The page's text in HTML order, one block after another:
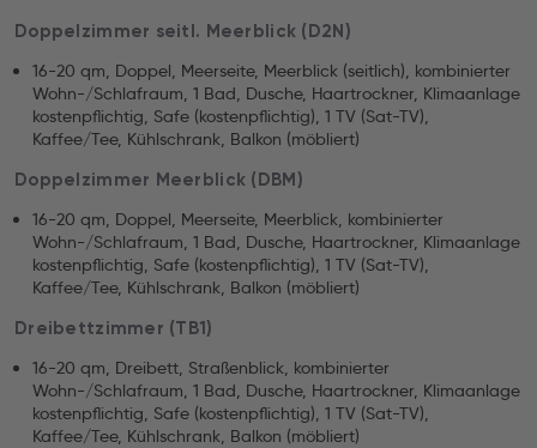
Doppelzimmer seitl. Meerblick (D2N)
16-20 qm, Doppel, Meerseite, Meerblick (seitlich), kombinierter
Wohn-/Schlafraum, 1 Bad, Dusche, Haartrockner, Klimaanlage
kostenpflichtig, Safe (kostenpflichtig), 1 TV (Sat-TV),
Kaffee/Tee, Kühlschrank, Balkon (möbliert)
Doppelzimmer Meerblick (DBM)
16-20 qm, Doppel, Meerseite, Meerblick, kombinierter
Wohn-/Schlafraum, 1 Bad, Dusche, Haartrockner, Klimaanlage
kostenpflichtig, Safe (kostenpflichtig), 1 TV (Sat-TV),
Kaffee/Tee, Kühlschrank, Balkon (möbliert)
Dreibettzimmer (TB1)
16-20 qm, Dreibett, Straßenblick, kombinierter
Wohn-/Schlafraum, 1 Bad, Dusche, Haartrockner, Klimaanlage
kostenpflichtig, Safe (kostenpflichtig), 1 TV (Sat-TV),
Kaffee/Tee, Kühlschrank, Balkon (möbliert)